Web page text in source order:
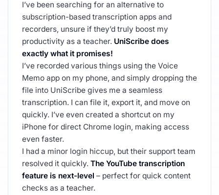
I’ve been searching for an alternative to
subscription-based transcription apps and
recorders, unsure if they’d truly boost my
productivity as a teacher. UniScribe does
exactly what it promises!
I’ve recorded various things using the Voice
Memo app on my phone, and simply dropping the
file into UniScribe gives me a seamless
transcription. I can file it, export it, and move on
quickly. I’ve even created a shortcut on my
iPhone for direct Chrome login, making access
even faster.
I had a minor login hiccup, but their support team
resolved it quickly. The YouTube transcription
feature is next-level – perfect for quick content
checks as a teacher.